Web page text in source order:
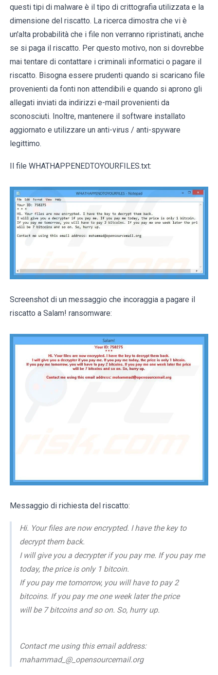
questi tipi di malware è il tipo di crittografia utilizzata e la
dimensione del riscatto. La ricerca dimostra che vi è
un'alta probabilità che i file non verranno ripristinati, anche
se si paga il riscatto. Per questo motivo, non si dovrebbe
mai tentare di contattare i criminali informatici o pagare il
riscatto. Bisogna essere prudenti quando si scaricano file
provenienti da fonti non attendibili e quando si aprono gli
allegati inviati da indirizzi e-mail provenienti da
sconosciuti. Inoltre, mantenere il software installato
aggiornato e utilizzare un anti-virus / anti-spyware
legittimo.
Il file WHATHAPPENEDTOYOURFILES.txt:
Screenshot di un messaggio che incoraggia a pagare il
riscatto a Salam! ransomware:
Messaggio di richiesta del riscatto:
Hi. Your files are now encrypted. I have the key to
decrypt them back.
I will give you a decrypter if you pay me. If you pay me
today, the price is only 1 bitcoin.
If you pay me tomorrow, you will have to pay 2
bitcoins. If you pay me one week later the price
will be 7 bitcoins and so on. So, hurry up.
Contact me using this email address:
mahammad_@_opensourcemail.org